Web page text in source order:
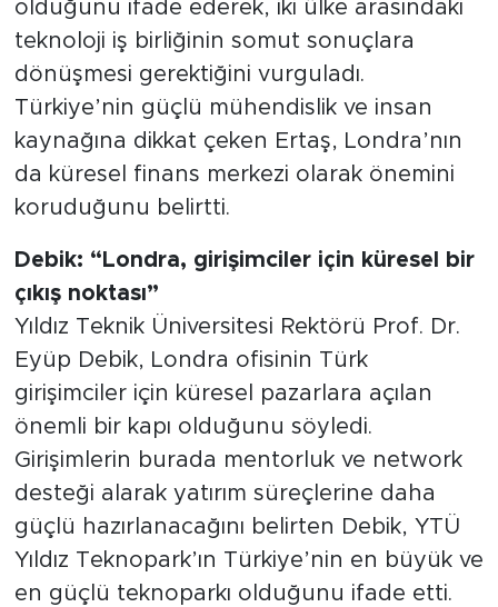
olduğunu ifade ederek, iki ülke arasındaki
teknoloji iş birliğinin somut sonuçlara
dönüşmesi gerektiğini vurguladı.
Türkiye’nin güçlü mühendislik ve insan
kaynağına dikkat çeken Ertaş, Londra’nın
da küresel finans merkezi olarak önemini
koruduğunu belirtti.
Debik: “Londra, girişimciler için küresel bir
çıkış noktası”
Yıldız Teknik Üniversitesi Rektörü Prof. Dr.
Eyüp Debik, Londra ofisinin Türk
girişimciler için küresel pazarlara açılan
önemli bir kapı olduğunu söyledi.
Girişimlerin burada mentorluk ve network
desteği alarak yatırım süreçlerine daha
güçlü hazırlanacağını belirten Debik, YTÜ
Yıldız Teknopark’ın Türkiye’nin en büyük ve
en güçlü teknoparkı olduğunu ifade etti.